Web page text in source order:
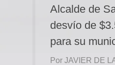
Alcalde de
desvío de
para su
Por JAVIER DE